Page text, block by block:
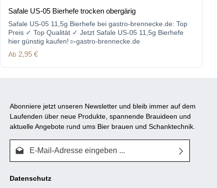
Safale US-05 Bierhefe trocken obergärig
Safale US-05 11,5g Bierhefe bei gastro-brennecke.de: Top
Preis ✓ Top Qualität ✓ Jetzt Safale US-05 11,5g Bierhefe
hier günstig kaufen! ▻gastro-brennecke.de
Regulärer Preis:
Ab 2,95 €
Abonniere jetzt unseren Newsletter und bleib immer auf dem
Laufenden über neue Produkte, spannende Brauideen und
aktuelle Angebote rund ums Bier brauen und Schanktechnik.
Datenschutz